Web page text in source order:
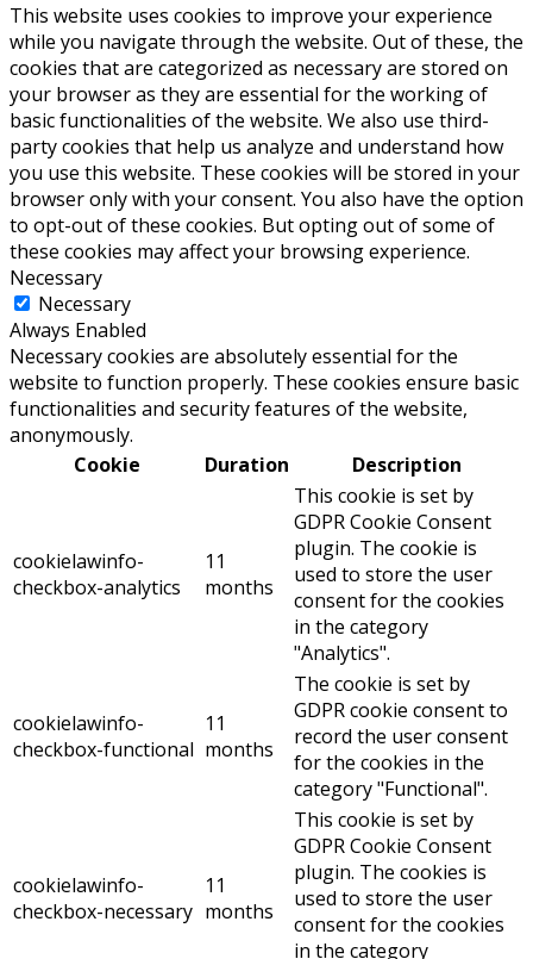
This website uses cookies to improve your experience
while you navigate through the website. Out of these, the
cookies that are categorized as necessary are stored on
your browser as they are essential for the working of
basic functionalities of the website. We also use third-
party cookies that help us analyze and understand how
you use this website. These cookies will be stored in your
browser only with your consent. You also have the option
to opt-out of these cookies. But opting out of some of
these cookies may affect your browsing experience.
Necessary
Necessary
Always Enabled
Necessary cookies are absolutely essential for the
website to function properly. These cookies ensure basic
functionalities and security features of the website,
anonymously.
Cookie
Duration Description
cookielawinfo-
checkbox-analytics
11
months
This cookie is set by
GDPR Cookie Consent
plugin. The cookie is
used to store the user
consent for the cookies
in the category
"Analytics".
cookielawinfo-
checkbox-functional
11
months
The cookie is set by
GDPR cookie consent to
record the user consent
for the cookies in the
category "Functional".
cookielawinfo-
checkbox-necessary
11
months
This cookie is set by
GDPR Cookie Consent
plugin. The cookies is
used to store the user
consent for the cookies
in the category